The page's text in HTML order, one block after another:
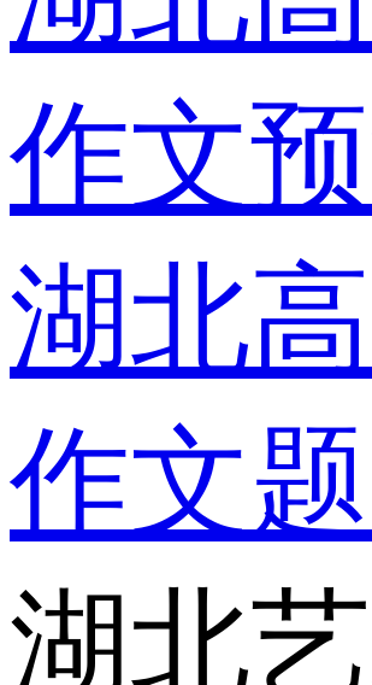
作文
湖北
作文
湖北